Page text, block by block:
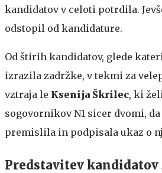
kandidatov v celoti potrdila.
odstopil od kandidature.
Od štirih kandidatov, glede
izrazila zadržke, v tekmi za
vztraja le Ksenija Škrilec, ki
sogovornikov N1 sicer dvomi,
premislila in podpisala ukaz o
Predstavitev kandidatov